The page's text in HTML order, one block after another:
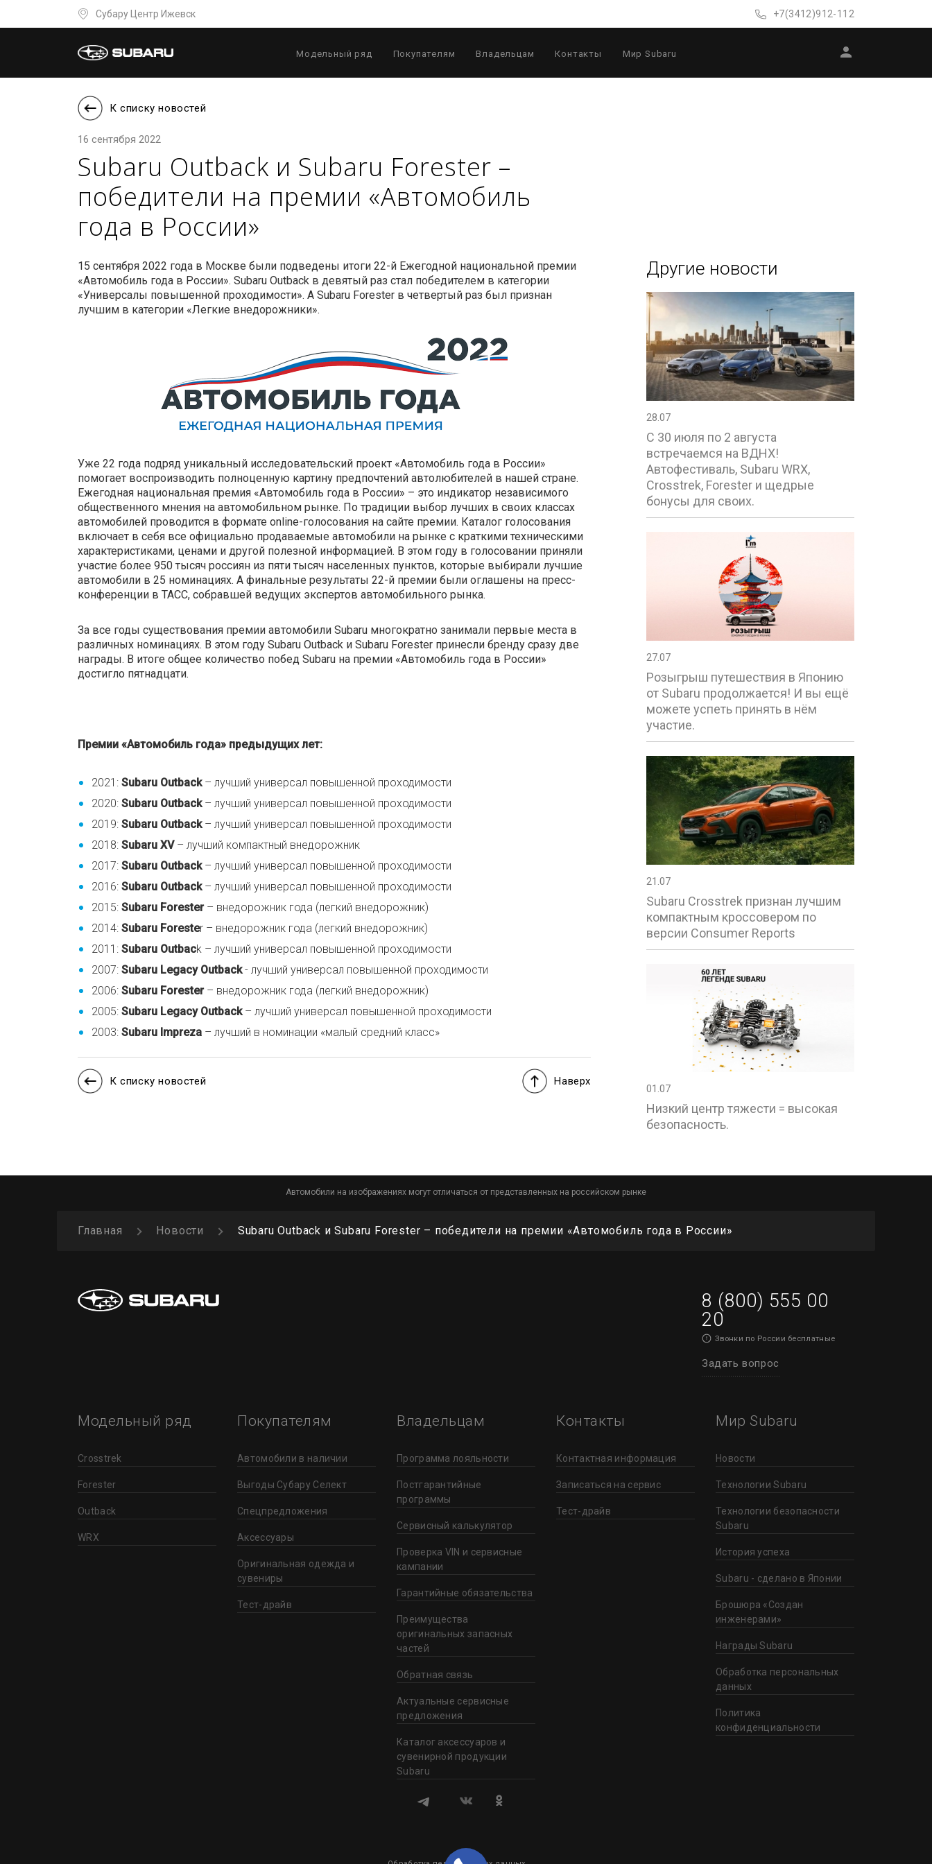
Субару Центр Ижевск +7(3412)912-112
Модельный ряд Покупателям Владельцам Контакты Мир Subaru
К списку новостей
16 сентября 2022
Subaru Outback и Subaru Forester –
победители на премии «Автомобиль
года в России»
15 сентября 2022 года в Москве были подведены итоги 22-й Ежегодной национальной премии
«Автомобиль года в России». Subaru Outback в девятый раз стал победителем в категории
«Универсалы повышенной проходимости». А Subaru Forester в четвертый раз был признан
лучшим в категории «Легкие внедорожники».
Уже 22 года подряд уникальный исследовательский проект «Автомобиль года в России»
помогает воспроизводить полноценную картину предпочтений автолюбителей в нашей стране.
Ежегодная национальная премия «Автомобиль года в России» – это индикатор независимого
общественного мнения на автомобильном рынке. По традиции выбор лучших в своих классах
автомобилей проводится в формате online-голосования на сайте премии. Каталог голосования
включает в себя все официально продаваемые автомобили на рынке с краткими техническими
характеристиками, ценами и другой полезной информацией. В этом году в голосовании приняли
участие более 950 тысяч россиян из пяти тысяч населенных пунктов, которые выбирали лучшие
автомобили в 25 номинациях. А финальные результаты 22-й премии были оглашены на пресс-
конференции в ТАСС, собравшей ведущих экспертов автомобильного рынка.
За все годы существования премии автомобили Subaru многократно занимали первые места в
различных номинациях. В этом году Subaru Outback и Subaru Forester принесли бренду сразу две
награды. В итоге общее количество побед Subaru на премии «Автомобиль года в России»
достигло пятнадцати.
Премии «Автомобиль года» предыдущих лет:
2021: Subaru Outback– лучший универсал повышенной проходимости
2020: Subaru Outback– лучший универсал повышенной проходимости
2019: Subaru Outback– лучший универсал повышенной проходимости
2018: Subaru XV – лучший компактный внедорожник
2017: Subaru Outback– лучший универсал повышенной проходимости
2016: Subaru Outback– лучший универсал повышенной проходимости
2015: Subaru Forester– внедорожник года (легкий внедорожник)
2014: Subaru Forester – внедорожник года (легкий внедорожник)
2011: Subaru Outback – лучший универсал повышенной проходимости
2007: Subaru Legacy Outback- лучший универсал повышенной проходимости
2006: Subaru Forester– внедорожник года (легкий внедорожник)
2005: Subaru Legacy Outback– лучший универсал повышенной проходимости
2003: Subaru Impreza – лучший в номинации «малый средний класс»
К списку новостей Наверх
Другие новости
28.07
С 30 июля по 2 августа
встречаемся на ВДНХ!
Автофестиваль, Subaru WRX,
Crosstrek, Forester и щедрые
бонусы для своих.
27.07
Розыгрыш путешествия в Японию
от Subaru продолжается! И вы ещё
можете успеть принять в нём
участие.
21.07
Subaru Crosstrek признан лучшим
компактным кроссовером по
версии Consumer Reports
01.07
Низкий центр тяжести = высокая
безопасность.
Автомобили на изображениях могут отличаться от представленных на российском рынке
Главная Новости Subaru Outback и Subaru Forester – победители на премии «Автомобиль года в России»
8 (800) 555 00
20
Звонки по России бесплатные
Задать вопрос
Модельный ряд
Crosstrek
Forester
Outback
WRX
Покупателям
Автомобили в наличии
Выгоды Субару Селект
Спецпредложения
Аксессуары
Оригинальная одежда и
сувениры
Тест-драйв
Владельцам
Программа лояльности
Постгарантийные
программы
Сервисный калькулятор
Проверка VIN и сервисные
кампании
Гарантийные обязательства
Преимущества
оригинальных запасных
частей
Обратная связь
Актуальные сервисные
предложения
Каталог аксессуаров и
сувенирной продукции
Subaru
Контакты
Контактная информация
Записаться на сервис
Тест-драйв
Мир Subaru
Новости
Технологии Subaru
Технологии безопасности
Subaru
История успеха
Subaru - сделано в Японии
Брошюра «Создан
инженерами»
Награды Subaru
Обработка персональных
данных
Политика
конфиденциальности